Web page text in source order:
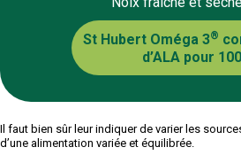
St Hubert Oméga 3®
d’ALA pour
Il faut bien sûr leur indiquer de varier les
d’une alimentation variée et équilibrée.